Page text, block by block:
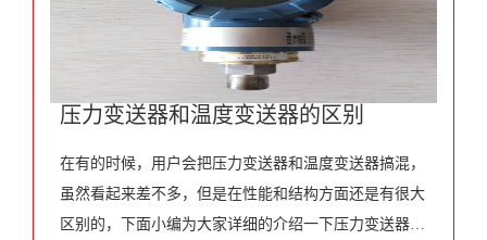
压力变送器和温度变送器的区别
在有的时候，用户会把压力变送器和温度变送器搞混，
虽然看起来差不多，但是在性能和结构方面还是有很大
区别的，下面小编为大家详细的介绍一下压力变送器和